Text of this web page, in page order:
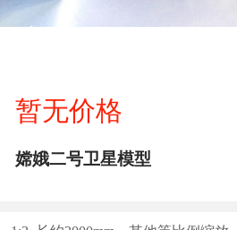
暂无价格
嫦娥二号卫星模型